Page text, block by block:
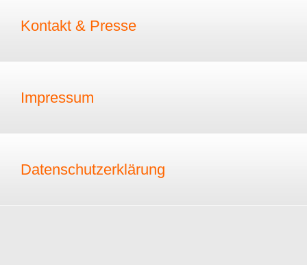
Kontakt & Presse
Impressum
Datenschutzerklärung